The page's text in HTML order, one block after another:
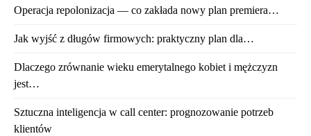
Operacja repolonizacja — co zakłada nowy plan premiera…
Jak wyjść z długów firmowych: praktyczny plan dla…
Dlaczego zrównanie wieku emerytalnego kobiet i mężczyzn
jest…
Sztuczna inteligencja w call center: prognozowanie potrzeb
klientów